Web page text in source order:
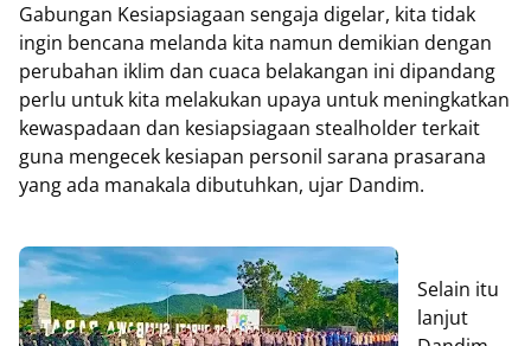
Gabungan Kesiapsiagaan sengaja digelar, kita tidak
ingin bencana melanda kita namun demikian dengan
perubahan iklim dan cuaca belakangan ini dipandang
perlu untuk kita melakukan upaya untuk meningkatkan
kewaspadaan dan kesiapsiagaan stealholder terkait
guna mengecek kesiapan personil sarana prasarana
yang ada manakala dibutuhkan, ujar Dandim.
Selain itu
lanjut